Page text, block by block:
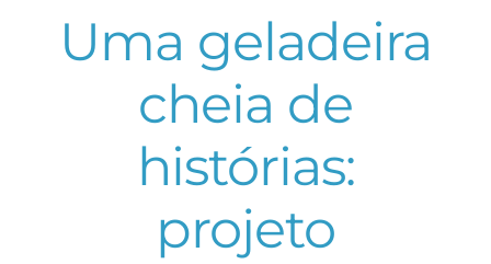
Uma geladeira
cheia de
histórias:
projeto